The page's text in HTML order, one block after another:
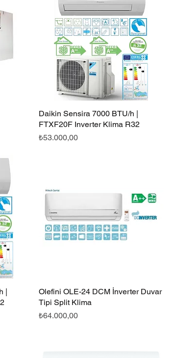
Hızlı Bakış
Daikin Sensira 7000 BTU/h |
FTXF20F Inverter Klima R32
Fiyat
₺53.000,00
|
Hızlı Bakış
Olefini OLE-24 DCM İnverter Duvar
Tipi Split Klima
Fiyat
₺64.000,00